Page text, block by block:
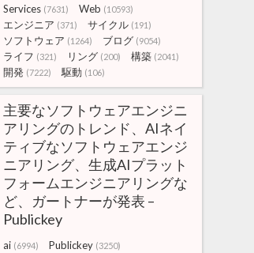
Services (7631) Web (10593)
エンジニア (371) サイクル (191)
ソフトウェア (1264) ブログ (9054)
ライフ (321) リング (200) 構築 (2041)
開発 (7222) 駆動 (106)
主要なソフトウェアエンジニ
アリングのトレンド、AIネイ
ティブなソフトウェアエンジ
ニアリング、生成AIプラット
フォームエンジニアリングな
ど、ガートナーが発表 –
Publickey
ai (6994) Publickey (3250)